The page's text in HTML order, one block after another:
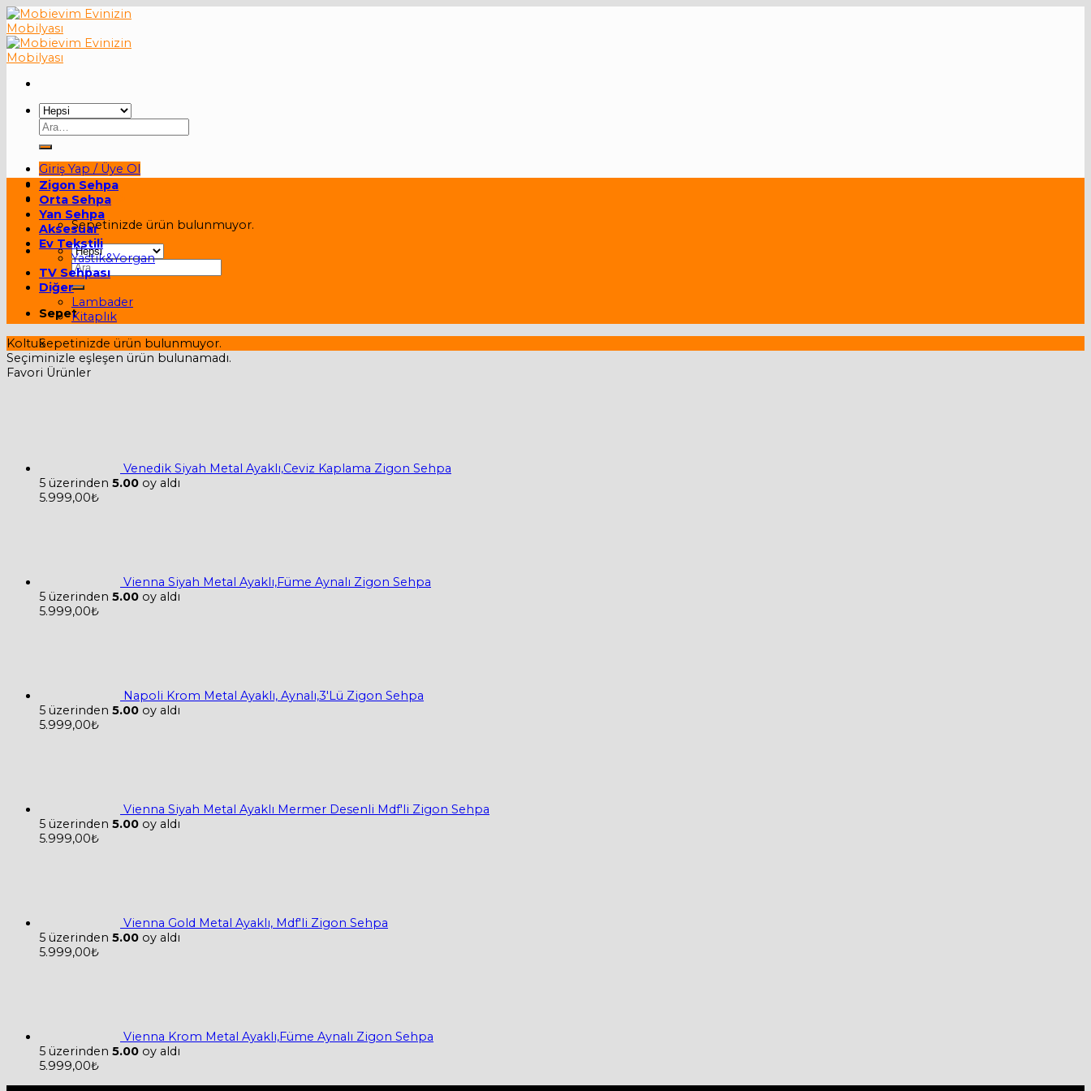
Skip
to
content
Ara:
Giriş Yap / Üye Ol
Sepet /0,00
Sepetinizde ürün bulunmuyor.
Ara:
Sepet
Sepetinizde ürün bulunmuyor.
Zigon Sehpa
Orta Sehpa
Yan Sehpa
Aksesuar
Ev Tekstili
Yastık&Yorgan
TV Sehpası
Diğer
Lambader
Kitaplık
Koltuk
Seçiminizle eşleşen ürün bulunamadı.
Favori Ürünler
Venedik Siyah Metal Ayaklı,Ceviz Kaplama Zigon Sehpa
5 üzerinden 5.00 oy aldı
5.999,00₺
Vienna Siyah Metal Ayaklı,Füme Aynalı Zigon Sehpa
5 üzerinden 5.00 oy aldı
5.999,00₺
Napoli Krom Metal Ayaklı, Aynalı,3'Lü Zigon Sehpa
5 üzerinden 5.00 oy aldı
5.999,00₺
Vienna Siyah Metal Ayaklı Mermer Desenli Mdf'li Zigon Sehpa
5 üzerinden 5.00 oy aldı
5.999,00₺
Vienna Gold Metal Ayaklı, Mdf'li Zigon Sehpa
5 üzerinden 5.00 oy aldı
5.999,00₺
Vienna Krom Metal Ayaklı,Füme Aynalı Zigon Sehpa
5 üzerinden 5.00 oy aldı
5.999,00₺